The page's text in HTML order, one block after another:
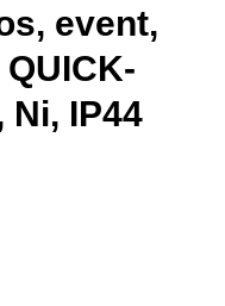
event,
Ni, IP44